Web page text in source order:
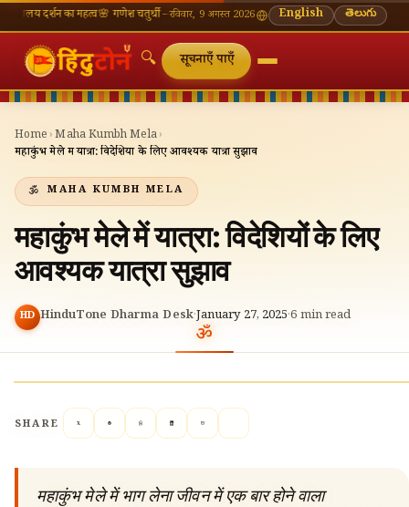
का महत्व🌸 गणेश चतुर्थी — भाद्रपद शुक्ल चतुर्थी⛩ काशी विश्वनाथ — आज के दर्शन समय🔔
रविवार, 9 अगस्त 2026 English తెలుగు
🔍 सूचनाएँ पाएँ
Home ›Maha Kumbh Mela›
महाकुंभ मेले में यात्रा: विदेशियों के लिए आवश्यक यात्रा सुझाव
MAHA KUMBH MELA
महाकुंभ मेले में यात्रा: विदेशियों के लिए
आवश्यक यात्रा सुझाव
HD HinduTone Dharma Desk·January 27, 2025·6 min read
SHARE
महाकुंभ मेले में भाग लेना जीवन में एक बार होने वाला